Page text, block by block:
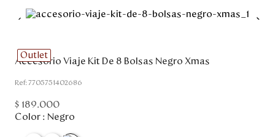
Unisex
Outlet
Accesorio Viaje Kit De 8 Bolsas Negro Xmas
:7705751402686
$ 189.000
Color : Negro